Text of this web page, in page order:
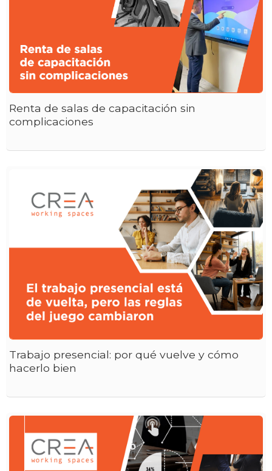
Renta de salas de capacitación sin
complicaciones
Trabajo presencial: por qué vuelve y cómo
hacerlo bien